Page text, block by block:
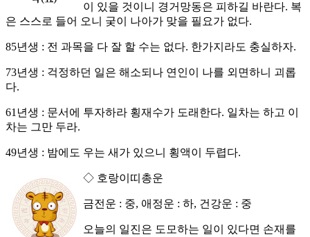
이 있을 것이니 경거망동은 피하길 바란다. 복
은 스스로 들어 오니 궂이 나아가 맞을 필요가 없다.
85년생 : 전 과목을 다 잘 할 수는 없다. 한가지라도 충실하자.
73년생 : 걱정하던 일은 해소되나 연인이 나를 외면하니 괴롭
다.
61년생 : 문서에 투자하라 횡재수가 도래한다. 일차는 하고 이
차는 그만 두라.
49년생 : 밤에도 우는 새가 있으니 횡액이 두렵다.
◇ 호랑이띠총운
금전운 : 중, 애정운 : 하, 건강운 : 중
오늘의 일진은 도모하는 일이 있다면 손재를